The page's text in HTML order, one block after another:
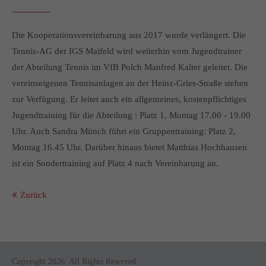
About us
Lorem ipsum dolor sit amet, consectetuer adipiscing elit.
Aenean commodo ligula eget dolor. Aenean massa. Cum
nascetur ridiculus mus. Donec quam felis, ultricies nec.
Die Kooperationsvereinbarung aus 2017 wurde verlängert. Die
Tennis-AG der IGS Maifeld wird weiterhin vom Jugendtrainer
der Abteilung Tennis im VfB Polch Manfred Kalter geleitet. Die
vereinseigenen Tennisanlagen an der Heinz-Gries-Straße stehen
zur Verfügung. Er leitet auch ein allgemeines, kostenpflichtiges
Jugendtraining für die Abteilung : Platz 1, Montag 17.00 - 19.00
Uhr. Auch Sandra Münch führt ein Gruppentraining: Platz 2,
Montag 16.45 Uhr. Darüber hinaus bietet Matthias Hochhausen
ist ein Sondertraining auf Platz 4 nach Vereinbarung an.
Zurück
Copyright 2026. All Rights Reserved.